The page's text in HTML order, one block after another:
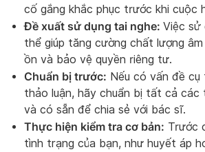
cố gắng khắc phục trước khi cuộc
Đề xuất sử dụng tai nghe: Việc sử
thể giúp tăng cường chất lượng
ồn và bảo vệ quyền riêng tư.
Chuẩn bị trước: Nếu có vấn đề cụ
thảo luận, hãy chuẩn bị tất cả các
và có sẵn để chia sẻ với bác sĩ.
Thực hiện kiểm tra cơ bản: Trước
tình trạng của bạn, như huyết áp